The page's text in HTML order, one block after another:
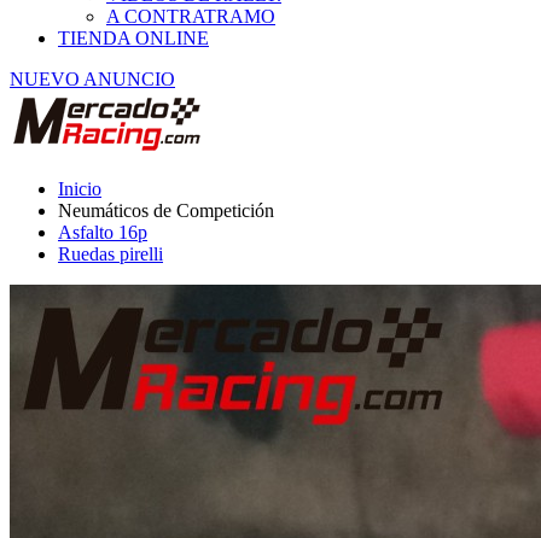
A CONTRATRAMO
TIENDA ONLINE
NUEVO ANUNCIO
Inicio
Neumáticos de Competición
Asfalto 16p
Ruedas pirelli